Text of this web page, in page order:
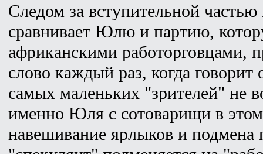
Следом за вступительной
сравнивает Юлю и партию,
африканскими работорговцами,
слово каждый раз, когда
самых маленьких "зрителей" не
именно Юля с сотоварищи в этом
навешивание ярлыков и подмена